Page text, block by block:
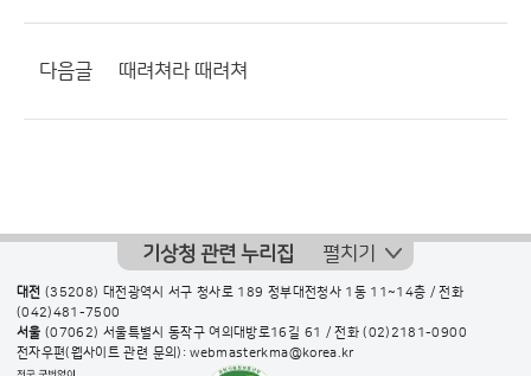
다음글 때려쳐라 때려쳐
기상청 관련 누리집 펼치기
대전 (35208) 대전광역시 서구 청사로 189 정부대전청사 1동 11~14층 / 전화
(042)481-7500
서울 (07062) 서울특별시 동작구 여의대방로16길 61 / 전화(02)2181-0900
전자우편(웹사이트 관련 문의): webmasterkma@korea.kr